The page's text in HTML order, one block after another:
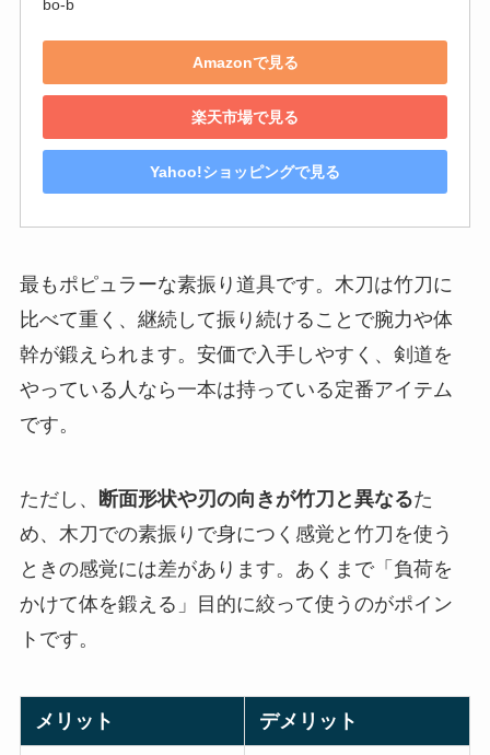
bo-b
Amazonで見る
楽天市場で見る
Yahoo!ショッピングで見る
最もポピュラーな素振り道具です。木刀は竹刀に
比べて重く、継続して振り続けることで腕力や体
幹が鍛えられます。安価で入手しやすく、剣道を
やっている人なら一本は持っている定番アイテム
です。
ただし、 断面形状や刃の向きが竹刀と異なるた
め、木刀での素振りで身につく感覚と竹刀を使う
ときの感覚には差があります。あくまで「負荷を
かけて体を鍛える」目的に絞って使うのがポイン
トです。
メリット デメリット